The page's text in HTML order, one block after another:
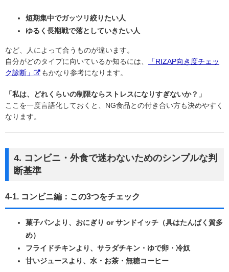
短期集中でガッツリ絞りたい人
ゆるく長期戦で落としていきたい人
など、人によって合うものが違います。
自分がどのタイプに向いているか知るには、
「RIZAP向き度チェッ
ク診断」
もかなり参考になります。
「私は、どれくらいの制限ならストレスになりすぎないか？」
ここを一度言語化しておくと、NG食品との付き合い方も決めやすく
なります。
4. コンビニ・外食で迷わないためのシンプルな判
断基準
4-1. コンビニ編：この3つをチェック
菓子パンより、おにぎり or サンドイッチ（具はたんぱく質多
め）
フライドチキンより、サラダチキン・ゆで卵・冷奴
甘いジュースより、水・お茶・無糖コーヒー